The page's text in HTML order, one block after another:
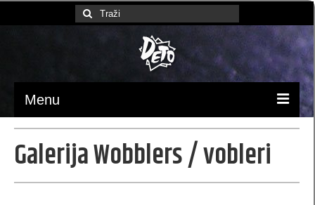
Search
for:
Menu
Ambalaža / pakovanje
Galerija Wobblers / vobleri